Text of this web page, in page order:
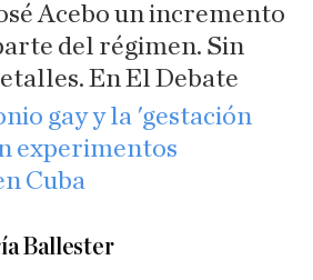
Acebo un incremento
del régimen. Sin
En El Debate
gay y la 'gestación
experimentos
Cuba
Ballester